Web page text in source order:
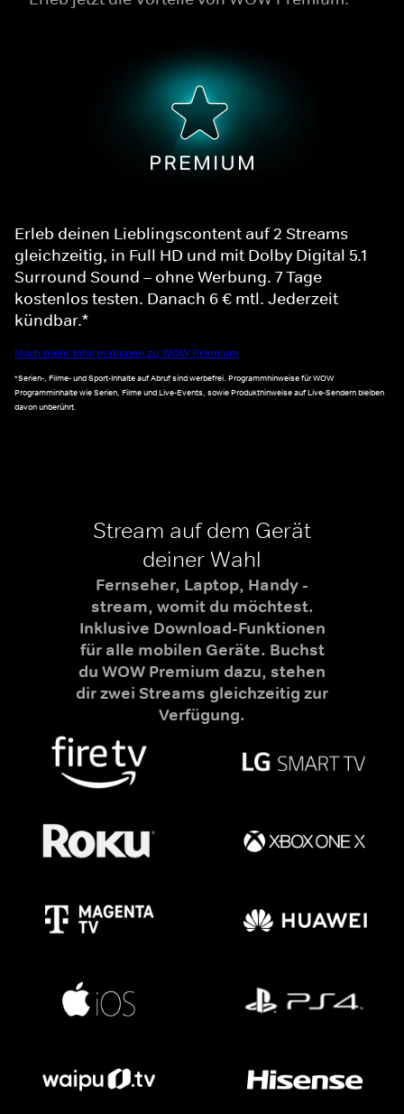
Erleb deinen Lieblingscontent auf 2 Streams
gleichzeitig, in Full HD und mit Dolby Digital 5.1
Surround Sound – ohne Werbung. 7 Tage
kostenlos testen. Danach 6 € mtl. Jederzeit
kündbar.*
Noch mehr Informationen zu WOW Premium
*Serien-, Filme- und Sport-Inhalte auf Abruf sind werbefrei. Programmhinweise für WOW
Programminhalte wie Serien, Filme und Live-Events, sowie Produkthinweise auf Live-Sendern bleiben
davon unberührt.
Stream auf dem Gerät
deiner Wahl
Fernseher, Laptop, Handy -
stream, womit du möchtest.
Inklusive Download-Funktionen
für alle mobilen Geräte. Buchst
du WOW Premium dazu, stehen
dir zwei Streams gleichzeitig zur
Verfügung.